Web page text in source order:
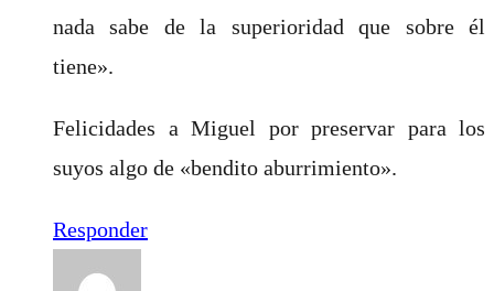
nada sabe de la superioridad que sobre él
tiene».
Felicidades a Miguel por preservar para los
suyos algo de «bendito aburrimiento».
Responder